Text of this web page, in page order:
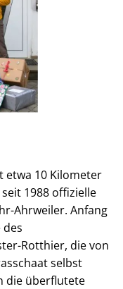
etwa 10 Kilometer
1988 offizielle
Ahrweiler. Anfang
Rotthier, die von
selbst
die überflutete